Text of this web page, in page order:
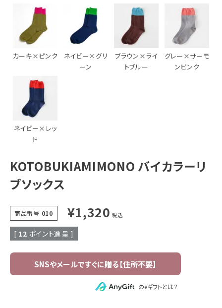
カーキ×ピンク
ネイビー×グリ
ーン
ブラウン×ライ
トブルー
グレー×サーモ
ンピンク
ネイビー×レッ
ド
KOTOBUKIAMIMONO バイカラーリ
ブソックス
商品番号 010 ¥1,320 税込
[ 12 ポイント進呈 ]
のeギフトとは？